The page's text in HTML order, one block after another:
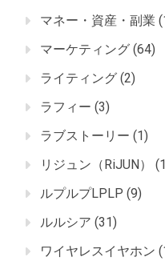
マネー・資産・副業
マーケティング (64)
ライティング (2)
ラフィー (3)
ラブストーリー (1)
リジュン（RiJUN）
ルプルプLPLP (9)
ルルシア (31)
ワイヤレスイヤホン